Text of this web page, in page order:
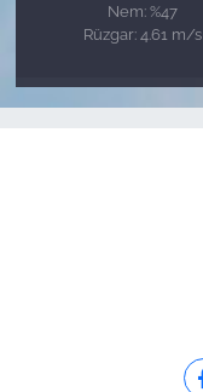
Nem: %47
Rüzgar: 4.61 m/s